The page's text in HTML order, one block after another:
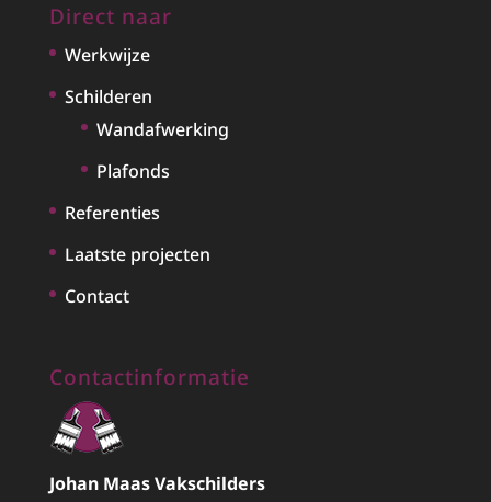
Direct naar
Werkwijze
Schilderen
Wandafwerking
Plafonds
Referenties
Laatste projecten
Contact
Contactinformatie
Johan Maas Vakschilders